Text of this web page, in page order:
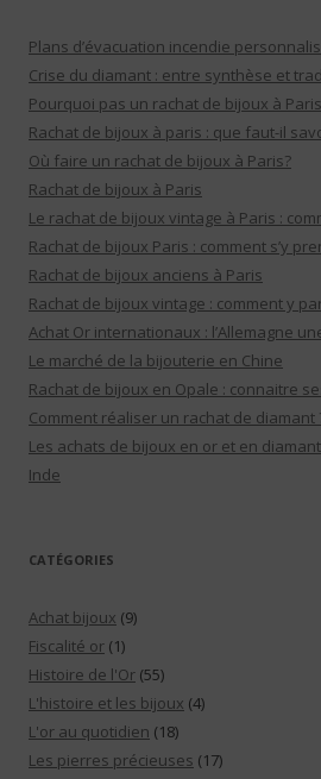
Plans d’évacuation incendie
Crise du diamant : entre synthèse et
Pourquoi pas un rachat de bijoux à
Rachat de bijoux à paris : que faut-il
Où faire un rachat de bijoux à Paris?
Rachat de bijoux à Paris
Le rachat de bijoux vintage à Paris :
Rachat de bijoux Paris : comment s’y
Rachat de bijoux anciens à Paris
Rachat de bijoux vintage : comment y
Achat Or internationaux : l’Allemagne
Le marché de la bijouterie en Chine
Rachat de bijoux en Opale : connaitre
Comment réaliser un rachat de diamant
Les achats de bijoux en or et en
Inde
CATÉGORIES
Achat bijoux (9)
Fiscalité or (1)
Histoire de l'Or (55)
L'histoire et les bijoux (4)
L'or au quotidien (18)
Les pierres précieuses (17)